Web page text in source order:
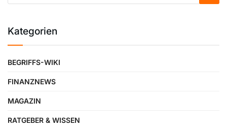
Kategorien
BEGRIFFS-WIKI
FINANZNEWS
MAGAZIN
RATGEBER & WISSEN